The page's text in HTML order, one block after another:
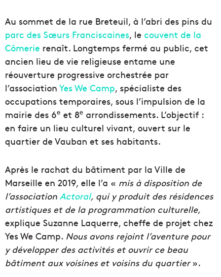
Au sommet de la rue Breteuil, à l’abri des pins du
parc des Sœurs Franciscaines, le couvent de la
Cômerie renaît. Longtemps fermé au public, cet
ancien lieu de vie religieuse entame une
réouverture progressive orchestrée par
l’association Yes We Camp, spécialiste des
occupations temporaires, sous l’impulsion de la
mairie des 6e et 8e arrondissements. L’objectif :
en faire un lieu culturel vivant, ouvert sur le
quartier de Vauban et ses habitants.
Après le rachat du bâtiment par la Ville de
Marseille en 2019, elle l’a « mis à disposition de
l’association Actoral, qui y produit des résidences
artistiques et de la programmation culturelle,
explique Suzanne Laquerre, cheffe de projet chez
Yes We Camp. Nous avons rejoint l’aventure pour
y développer des activités et ouvrir ce beau
bâtiment aux voisines et voisins du quartier».